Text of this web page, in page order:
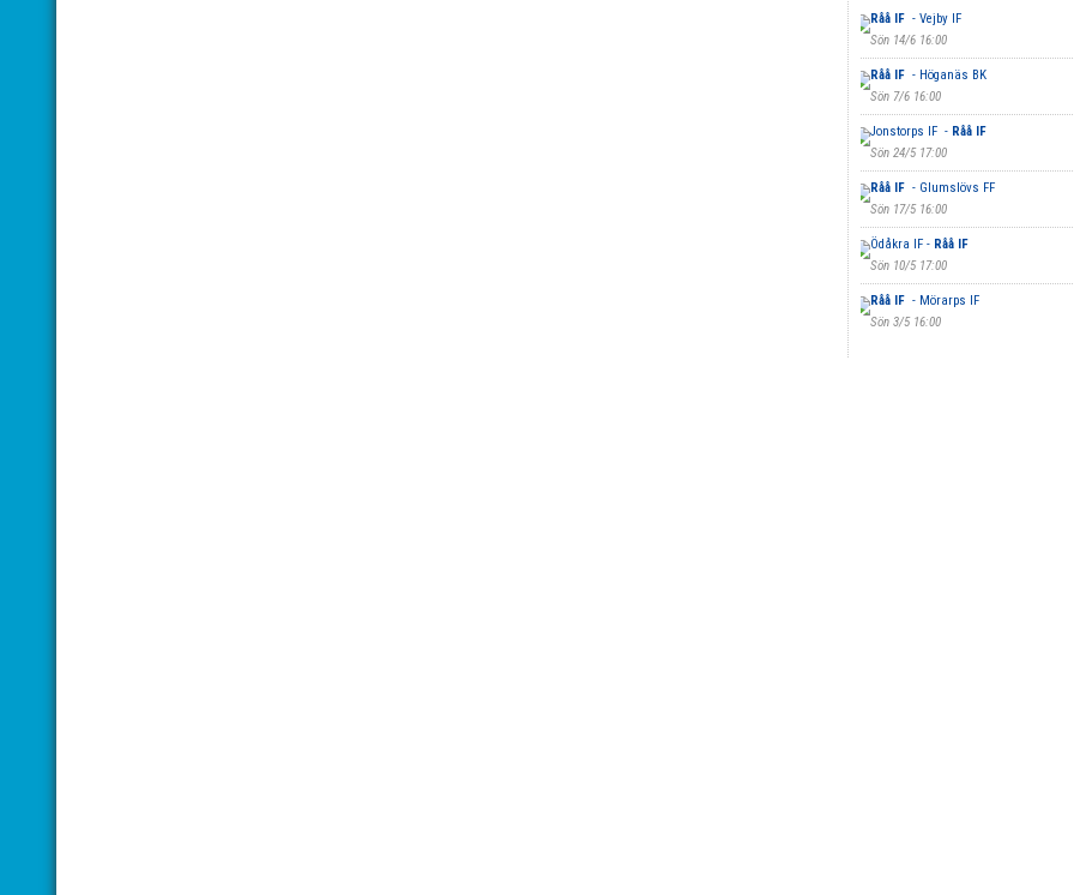
Råå IF - Vejby IF
Sön 14/6 16:00
Råå IF - Höganäs BK
Sön 7/6 16:00
Jonstorps IF - Råå IF
Sön 24/5 17:00
Råå IF - Glumslövs FF
Sön 17/5 16:00
Ödåkra IF - Råå IF
Sön 10/5 17:00
Råå IF - Mörarps IF
Sön 3/5 16:00